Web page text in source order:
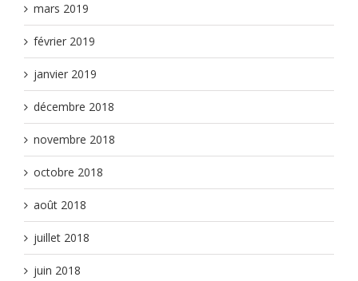
mars 2019
février 2019
janvier 2019
décembre 2018
novembre 2018
octobre 2018
août 2018
juillet 2018
juin 2018